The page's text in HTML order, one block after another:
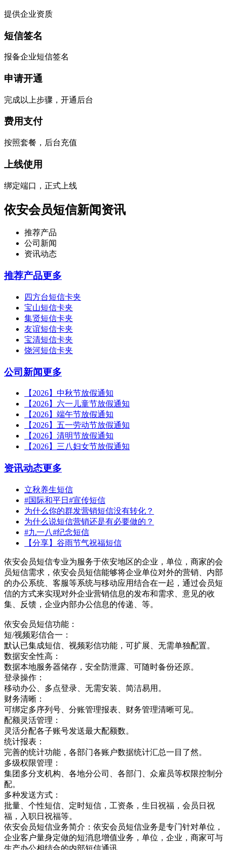
提供企业资质
短信签名
报备企业短信签名
申请开通
完成以上步骤，开通后台
费用支付
按照套餐，后台充值
上线使用
绑定端口，正式上线
依安会员短信新闻资讯
推荐产品
公司新闻
资讯动态
推荐产品更多
四方台短信卡夹
宝山短信卡夹
集贤短信卡夹
友谊短信卡夹
宝清短信卡夹
饶河短信卡夹
公司新闻更多
【2026】中秋节放假通知
【2026】六一儿童节放假通知
【2026】端午节放假通知
【2026】五一劳动节放假通知
【2026】清明节放假通知
【2026】三八妇女节放假通知
资讯动态更多
立秋养生短信
#国际和平日#宣传短信
为什么你的群发营销短信没有转化？
为什么说短信营销还是有必要做的？
#九一八#纪念短信
【分享】谷雨节气祝福短信
依安会员短信专业为服务于依安地区的企业，单位，商家的会
员短信需求，依安会员短信能够将企业单位对外的营销、内部
的办公系统、客服等系统与移动应用结合在一起，通过会员短
信的方式来实现对外企业营销信息的发布和需求、意见的收
集、反馈，企业内部办公信息的传递、等。
依安会员短信功能：
短/视频彩信合一：
默认已集成短信、视频彩信功能，可扩展、无需单独配置。
数据安全性高：
数据本地服务器储存，安全防泄露、可随时备份还原。
登录操作：
移动办公、多点登录、无需安装、简洁易用。
财务清晰：
可绑定多序列号、分账管理报表、财务管理清晰可见。
配额灵活管理：
灵活分配各子账号发送最大配额数。
统计报表：
完善的统计功能，各部门各账户数据统计汇总一目了然。
多级权限管理：
集团多分支机构、各地分公司、各部门、众雇员等权限控制分
配。
多种发送方式：
批量、个性短信、定时短信，工资条，生日祝福，会员日祝
福，入职日祝福等。
依安会员短信业务简介：依安会员短信业务是专门针对单位，
企业客户量身定做的短消息增值业务，单位，企业，商家可与
生产办公相结合的内部短信通讯，